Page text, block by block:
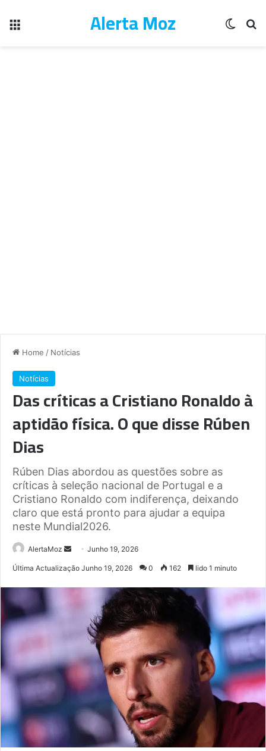
Alerta Moz
Home / Notícias
Notícias
Das críticas a Cristiano Ronaldo à
aptidão física. O que disse Rúben
Dias
Rúben Dias abordou as questões sobre as
críticas à seleção nacional de Portugal e a
Cristiano Ronaldo com indiferença, deixando
claro que está pronto para ajudar a equipa
neste Mundial2026.
AlertaMoz
SendJunho 19, 2026
Última Actualização Junho 19, 2026 0 162 lido 1 minuto